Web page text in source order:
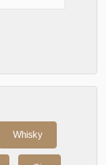
Whisky